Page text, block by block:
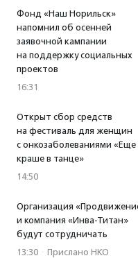
Фонд «Наш Норильск»
напомнил об осенней
заявочной кампании
на поддержку социальных
проектов
16:31
Открыт сбор средств
на фестиваль для женщин
с онкозаболеваниями «Еще
краше в танце»
14:50
Организация
и компания «Инва-Титан»
будут сотрудничать
13:30 · Прислано НКО